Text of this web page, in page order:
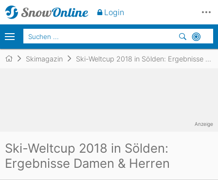
Skimagazin Ski-Weltcup 2018 in Sölden: Ergebnisse Damen & Herren
Ski-Weltcup 2018 in Sölden:
Ergebnisse Damen & Herren
Anzeige
Login